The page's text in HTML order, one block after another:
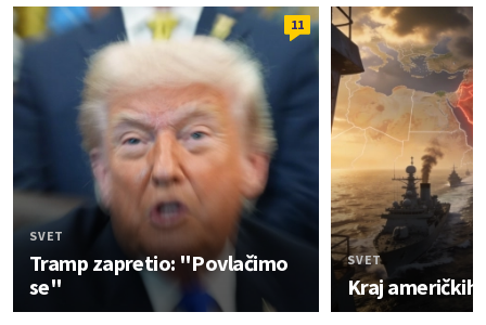
11
SVET
Tramp zapretio: "Povlačimo
se"
SVET
Kraj američkih